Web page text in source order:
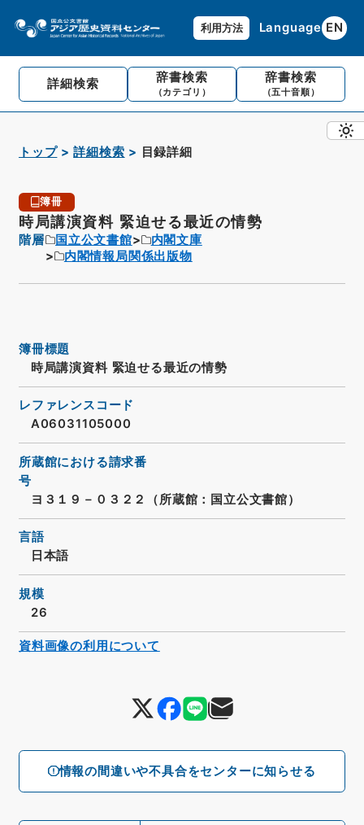
利用方法 Language EN
詳細検索 辞書検索
（カテゴリ）
辞書検索
（五十音順）
トップ 詳細検索 目録詳細
簿冊
時局講演資料 緊迫せる最近の情勢
階層 国立公文書館
内閣文庫
内閣情報局関係出版物
情報の間違いや不具合をセンターに知らせる
簿冊標題
時局講演資料 緊迫せる最近の情勢
レファレンスコード
A06031105000
所蔵館における請求番
号
ヨ３１９－０３２２（所蔵館：国立公文書館）
言語
日本語
規模
26
資料画像の利用について